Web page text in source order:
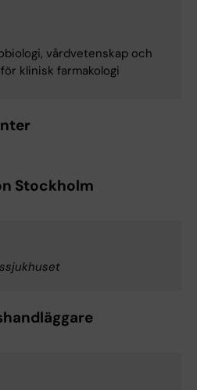
vårdvetenskap och
klinisk farmakologi
Stockholm